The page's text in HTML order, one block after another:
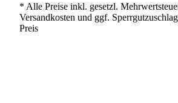
* Alle Preise inkl. gesetzl.
Versandkosten und ggf.
Preis